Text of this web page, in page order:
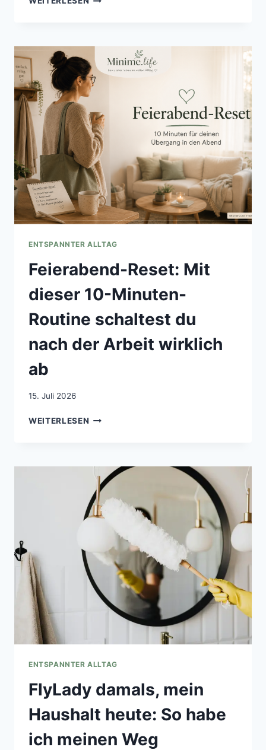
PRODUKTIVER?
ENTSPANNTER ALLTAG
Feierabend-Reset: Mit
dieser 10-Minuten-
Routine schaltest du
nach der Arbeit wirklich
ab
15. Juli 2026
WEITERLESEN FEIERABEND-
10-
MINUTEN-
ROUTINE
SCHALTEST
DU
NACH
ARBEIT
WIRKLICH
AB
ENTSPANNTER ALLTAG
FlyLady damals, mein
Haushalt heute: So habe
ich meinen Weg